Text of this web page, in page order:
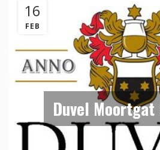
16
FEB
Duvel